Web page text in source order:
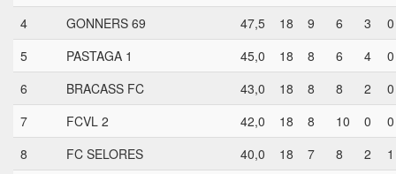
4
GONNERS 69 47,5 18 9 6 3
0
5
PASTAGA 1 45,0 18 8 6 4
0
6
BRACASS FC 43,0 18 8 8 2
0
7
FCVL 2 42,0 18 8 10 0
0
8
FC SELORES 40,0 18 7 8 2
1